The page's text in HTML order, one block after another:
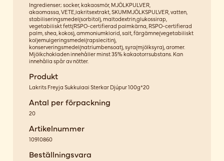
Ingredienser; socker, kakaosmör, MJÖLKPULVER,
akaomassa, VETE,lakritsextrakt, SKUMMJÖLKSPULVER, vatten,
stabiliseringsmedel(sorbitol), maltodextrin,glukossirap,
vegetabiliskt fett(RSPO-certifierad palmkärna, RSPO-certifierad
palm, shea, kokos), ammoniumklorid, salt, färgämne(vegetabiliskt
kol)emulgeringsmedel(rapslecitin),
konserveringsmedel(natriumbensoat), syra(mjölksyra), aromer.
Mjölkchokladen innehåller minst 35% kakaotorrsubstans. Kan
innehålla spår av nötter.
Produkt
Lakrits Freyja Sukkulaai Sterkar Djúpur 100g*20
Antal per förpackning
20
Artikelnummer
10910860
Beställningsvara